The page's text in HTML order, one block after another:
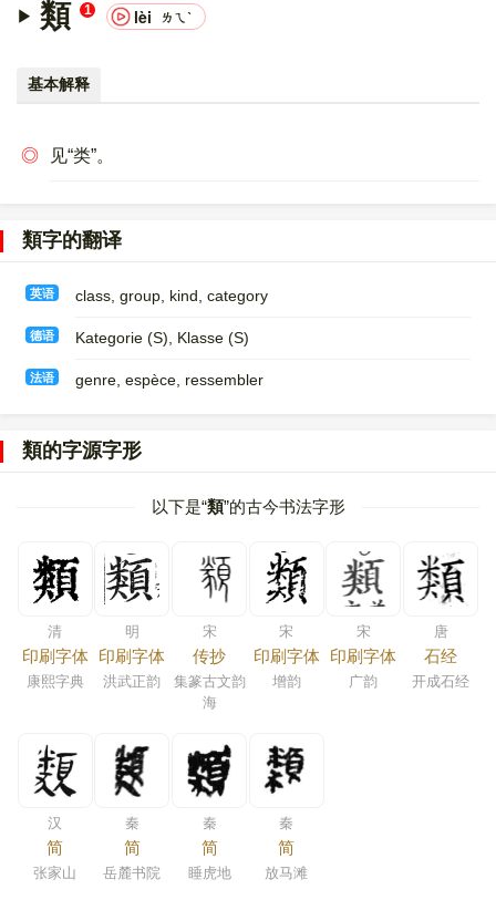
類 1 lèi ㄌㄟˋ
基本解释
◎ 见“类”。
類字的翻译
英语 class, group, kind, category
德语 Kategorie (S)​, Klasse (S)
法语 genre, espèce, ressembler
類的字源字形
以下是“類”的古今书法字形
清
印刷字体
康熙字典
明
印刷字体
洪武正韵
宋
传抄
集篆古文韵
海
宋
印刷字体
增韵
宋
印刷字体
广韵
唐
石经
开成石经
汉
简
张家山
秦
简
岳麓书院
秦
简
睡虎地
秦
简
放马滩